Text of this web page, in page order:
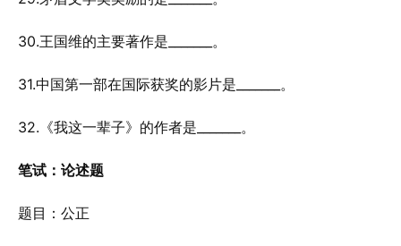
30.王国维的主要著作是_______。
31.中国第一部在国际获奖的影片是_______。
32.《我这一辈子》的作者是_______。
笔试：论述题
题目：公正